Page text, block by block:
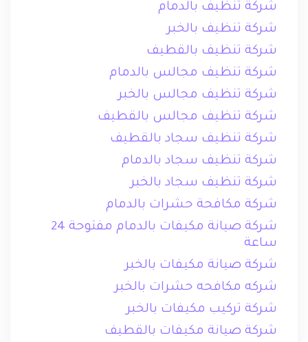
شركة تنظيف بالدمام
شركة تنظيف بالخبر
شركة تنظيف بالقطيف
شركة تنظيف مجالس بالدمام
شركة تنظيف مجالس بالخبر
شركة تنظيف مجالس بالقطيف
شركة تنظيف سجاد بالقطيف
شركة تنظيف سجاد بالدمام
شركة تنظيف سجاد بالخبر
شركة مكافحة حشرات بالدمام
شركة صيانة مكيفات بالدمام مفتوحة 24
ساعة
شركة صيانة مكيفات بالخبر
شركه مكافحه حشرات بالخبر
شركة تركيب مكيفات بالخبر
شركة صيانة مكيفات بالقطيف